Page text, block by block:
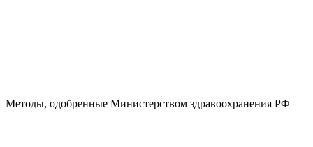
Методы, одобренные Министерством здравоохранения РФ